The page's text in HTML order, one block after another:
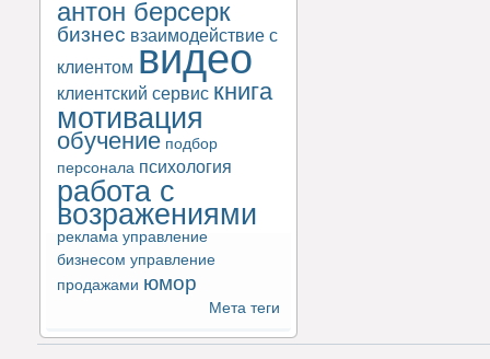
антон берсерк
бизнес взаимодействие с
клиентом видео
клиентский сервис книга
мотивация
обучение подбор
персонала психология
работа с
возражениями
реклама управление
бизнесом управление
продажами юмор
Мета теги